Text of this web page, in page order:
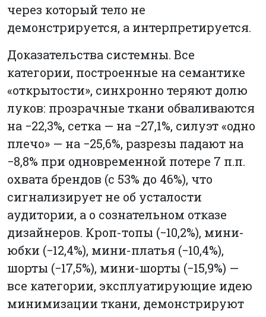
через который тело не
демонстрируется, а интерпретируется.
Доказательства системны. Все
категории, построенные на семантике
«открытости», синхронно теряют долю
луков: прозрачные ткани обваливаются
на −22,3%, сетка — на −27,1%, силуэт «одно
плечо» — на −25,6%, разрезы падают на
−8,8% при одновременной потере 7 п.п.
охвата брендов (с 53% до 46%), что
сигнализирует не об усталости
аудитории, а о сознательном отказе
дизайнеров. Кроп-топы (−10,2%), мини-
юбки (−12,4%), мини-платья (−10,4%),
шорты (−17,5%), мини-шорты (−15,9%) —
все категории, эксплуатирующие идею
минимизации ткани, демонстрируют